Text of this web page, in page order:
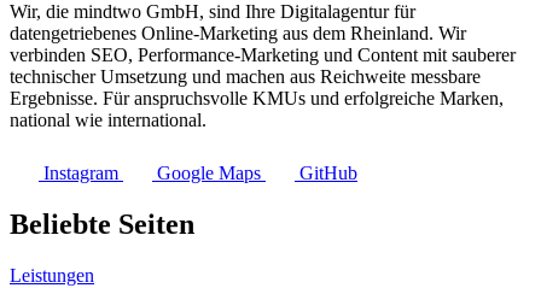
Wir, die mindtwo GmbH, sind Ihre Digitalagentur für
datengetriebenes Online-Marketing aus dem Rheinland. Wir
verbinden SEO, Performance-Marketing und Content mit sauberer
technischer Umsetzung und machen aus Reichweite messbare
Ergebnisse. Für anspruchsvolle KMUs und erfolgreiche Marken,
national wie international.
Instagram Google Maps GitHub
Beliebte Seiten
Leistungen